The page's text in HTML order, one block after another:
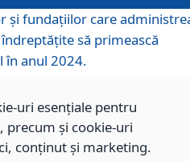
şi fundațiilor care
să primească
în anul 2024.
de cost pentru serviciile
uri esențiale pentru
precum și cookie-uri
conținut și marketing.